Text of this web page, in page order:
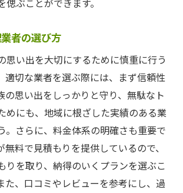
と連携した新しい遺品整理の形
活用した遺品整理の進化
な遺品整理の実現に向けて
の遺品整理サービスの展望
が地域に与えるポジティブな影響
ぶことができます。
者の選び方
思い出を大切にするために慎重に行う
適切な業者を選ぶ際には、まず信頼性
の思い出をしっかりと守り、無駄なト
めにも、地域に根ざした実績のある業
。さらに、料金体系の明確さも重要で
無料で見積もりを提供しているので、
りを取り、納得のいくプランを選ぶこ
た、口コミやレビューを参考にし、過